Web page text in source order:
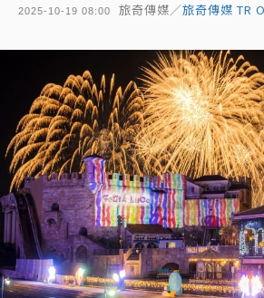
2025-10-19 08:00 旅奇傳媒／旅奇傳媒 TR